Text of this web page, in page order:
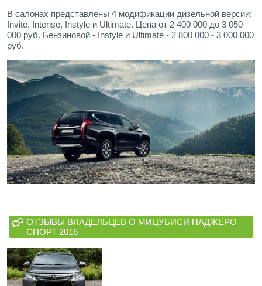
В салонах представлены 4 модификации дизельной версии:
Invite, Intense, Instyle и Ultimate. Цена от 2 400 000 до 3 050
000 руб. Бензиновой - Instyle и Ultimate - 2 800 000 - 3 000 000
руб.
ОТЗЫВЫ ВЛАДЕЛЬЦЕВ О МИЦУБИСИ ПАДЖЕРО
СПОРТ 2016